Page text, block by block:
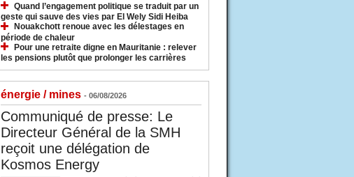
Quand l’engagement politique se traduit par un
geste qui sauve des vies par El Wely Sidi Heiba
Nouakchott renoue avec les délestages en
période de chaleur
Pour une retraite digne en Mauritanie : relever
les pensions plutôt que prolonger les carrières
énergie / mines - 06/08/2026
Communiqué de presse: Le
Directeur Général de la SMH
reçoit une délégation de
Kosmos Energy